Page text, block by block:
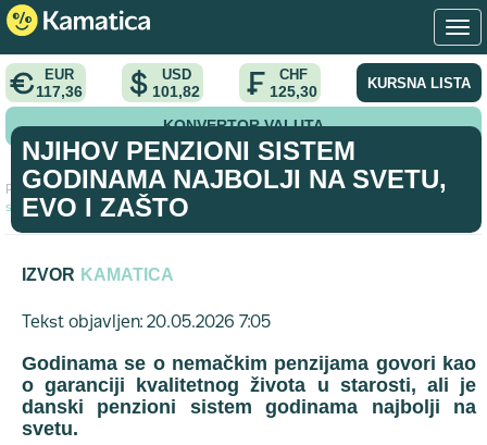
EUR
117,36
USD
101,82
CHF
125,30 KURSNA LISTA
KONVERTOR VALUTA
Početna > analiza >
Njihov penzioni sistem godinama najbolji na
svetu, evo i zašto
NJIHOV PENZIONI SISTEM
GODINAMA NAJBOLJI NA SVETU,
EVO I ZAŠTO
IZVOR KAMATICA
Tekst objavljen: 20.05.2026 7:05
Godinama se o nemačkim penzijama govori kao
o garanciji kvalitetnog života u starosti, ali je
danski penzioni sistem godinama najbolji na
svetu.